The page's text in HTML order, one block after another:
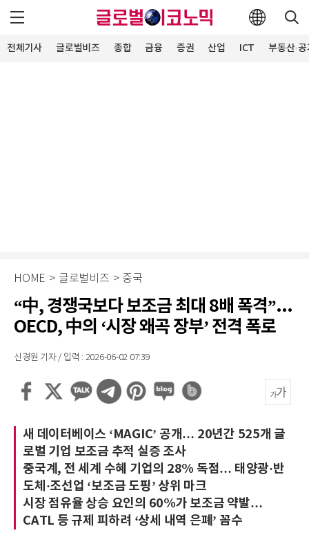
전체기사 글로벌비즈 종합 금융 증권 산업 ICT 부동산·
HOME > 글로벌비즈 > 중국
“中, 경쟁국보다 보조금 최대 8배 폭격”...
OECD, 中의 ‘시장 왜곡 장부’ 전격 폭로
신경원 기자 / 입력 : 2026-06-02 07:39
새 데이터베이스 ‘MAGIC’ 공개… 20년간 525개 글
로벌 기업 보조금 추적 실증 조사
중국계, 전 세계 수혜 기업의 28% 독점… 태양광·반
도체·조선업 ‘보조금 도핑’ 상위 마크
시장 점유율 상승 요인의 60%가 보조금 약발…
CATL 등 규제 피하려 ‘상세 내역 은폐’ 꼼수